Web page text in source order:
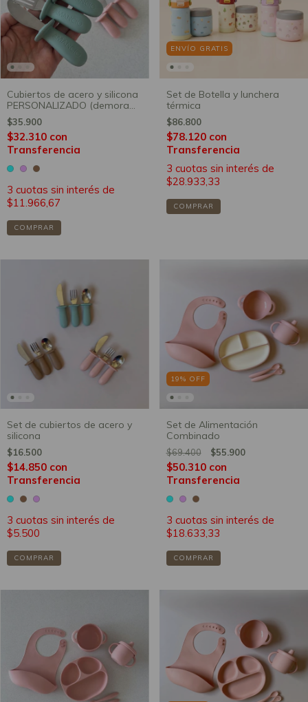
Cubiertos de acero y silicona
PERSONALIZADO (demora
15 días de producción)
$35.900
$32.310 con
Transferencia
3 cuotas sin interés de
$11.966,67
COMPRAR
ENVÍO GRATIS
Set de Botella y lunchera
térmica
$86.800
$78.120 con
Transferencia
3 cuotas sin interés de
$28.933,33
COMPRAR
Set de cubiertos de acero y
silicona
$16.500
$14.850 con
Transferencia
3 cuotas sin interés de
$5.500
COMPRAR
19% OFF
Set de Alimentación
Combinado
$69.400 $55.900
$50.310 con
Transferencia
3 cuotas sin interés de
$18.633,33
COMPRAR